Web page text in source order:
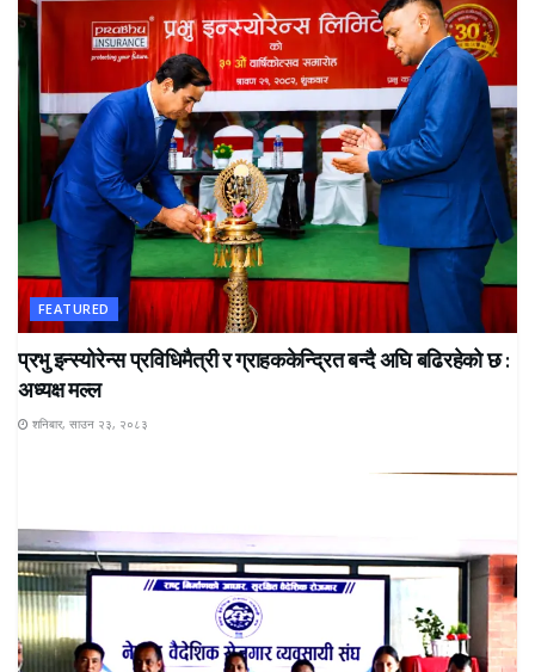
FEATURED
प्रभु इन्स्योरेन्स प्रविधिमैत्री र ग्राहककेन्द्रित बन्दै अघि बढिरहेको छ :
अध्यक्ष मल्ल
शनिबार, साउन २३, २०८३